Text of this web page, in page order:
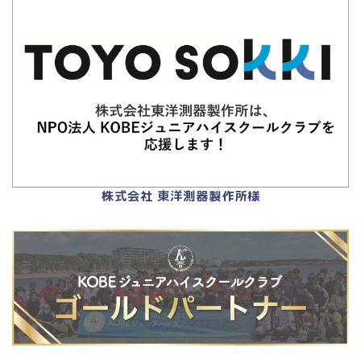
株式会社 東洋測器製作所様